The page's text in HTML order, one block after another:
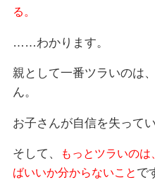
る。
……わかります。
親として一番ツラいのは
ん。
お子さんが自信を失って
そして、
もっとツラいの
ばいいか分からないこと で